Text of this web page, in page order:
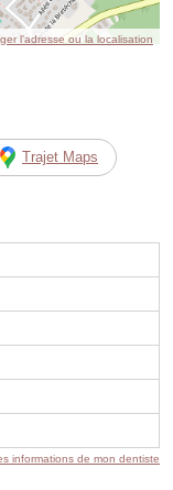
l’adresse ou la localisation
Trajet Maps
informations de mon dentiste